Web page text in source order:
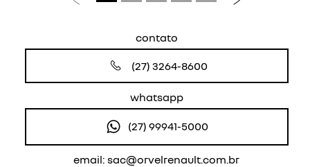
Anterior Próximo
contato
(27) 3264-8600
whatsapp
(27) 99941-5000
email: sac@orvelrenault.com.br